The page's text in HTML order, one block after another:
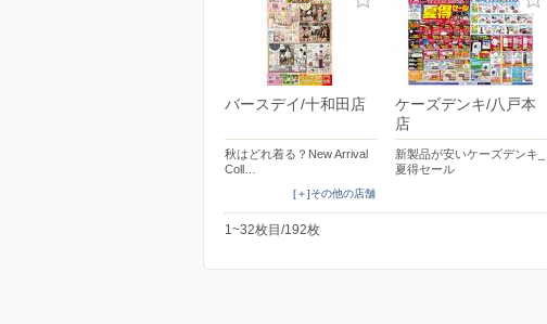
バースデイ/十和田店
秋はどれ着る？New Arrival
Coll…
[＋]その他の店舗
ケーズデンキ/八戸本
店
新製品が安いケーズデンキ_
夏得セール
1~32枚目/192枚